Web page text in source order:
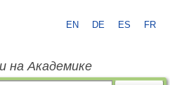
EN DE ES FR
на Академике